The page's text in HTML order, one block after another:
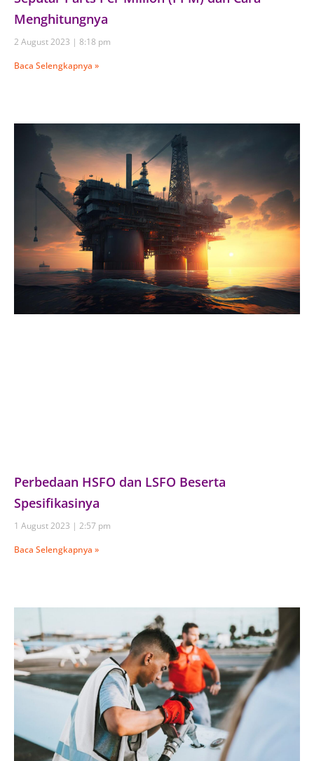
Menghitungnya
2 August 2023
8:18 pm
Baca Selengkapnya »
Perbedaan HSFO dan LSFO Beserta
Spesifikasinya
1 August 2023
2:57 pm
Baca Selengkapnya »